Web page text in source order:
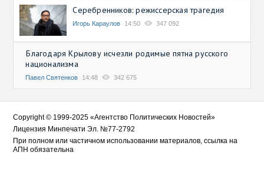
Серебренников: режиссерская трагедия
Игорь Караулов 14:50 347 092
Благодаря Крылову исчезли родимые пятна русского
национализма
Павел Святенков 14:48 342 675
Copyright © 1999-2025 «Агентство Политических Новостей»
Лицензия Минпечати Эл. №77-2792
При полном или частичном использовании материалов, ссылка на
АПН обязательна